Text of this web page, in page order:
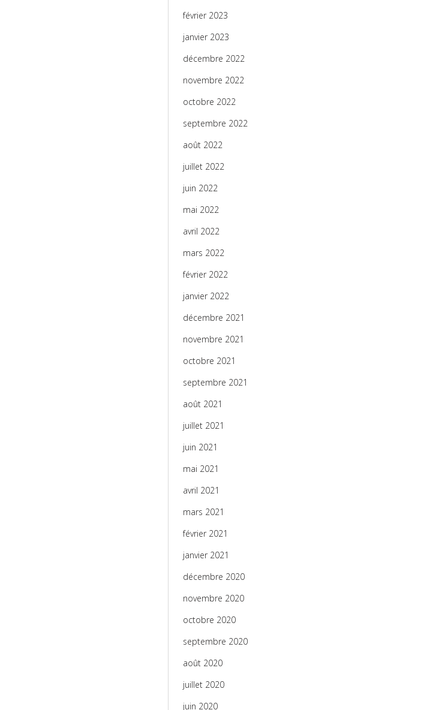
février 2023
janvier 2023
décembre 2022
novembre 2022
octobre 2022
septembre 2022
août 2022
juillet 2022
juin 2022
mai 2022
avril 2022
mars 2022
février 2022
janvier 2022
décembre 2021
novembre 2021
octobre 2021
septembre 2021
août 2021
juillet 2021
juin 2021
mai 2021
avril 2021
mars 2021
février 2021
janvier 2021
décembre 2020
novembre 2020
octobre 2020
septembre 2020
août 2020
juillet 2020
juin 2020